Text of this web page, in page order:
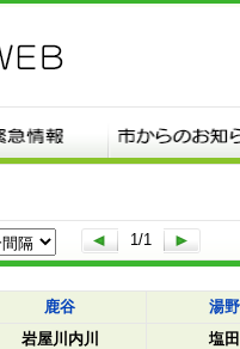
1/1
鹿谷
湯
岩屋川内川
塩